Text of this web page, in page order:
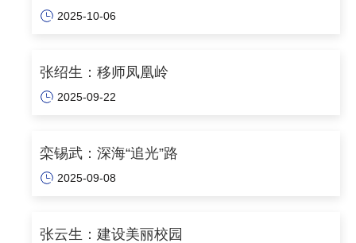
2025-10-06
张绍生：移师凤凰岭
2025-09-22
栾锡武：深海“追光”路
2025-09-08
张云生：建设美丽校园